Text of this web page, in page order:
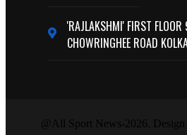
'RAJLAKSHMI' FIRST FLOOR
CHOWRINGHEE ROAD
@All Sport News-2026. Design